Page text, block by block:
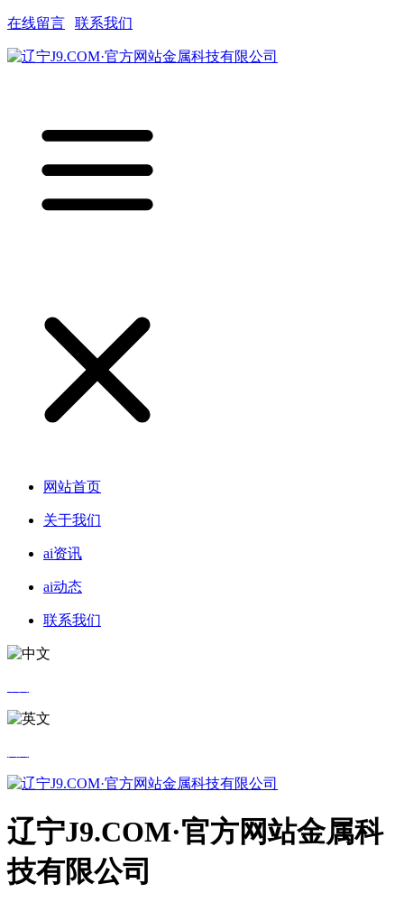
在线留言 联系我们
网站首页
关于我们
ai资讯
ai动态
联系我们
辽宁J9.COM·官方网站金属科
技有限公司